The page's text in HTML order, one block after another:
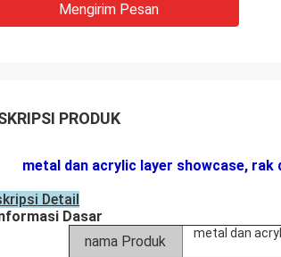
Mengirim Pesan
PRODUK
metal dan acrylic layer showcase, rak
Detail
Dasar
nama Produk
metal dan